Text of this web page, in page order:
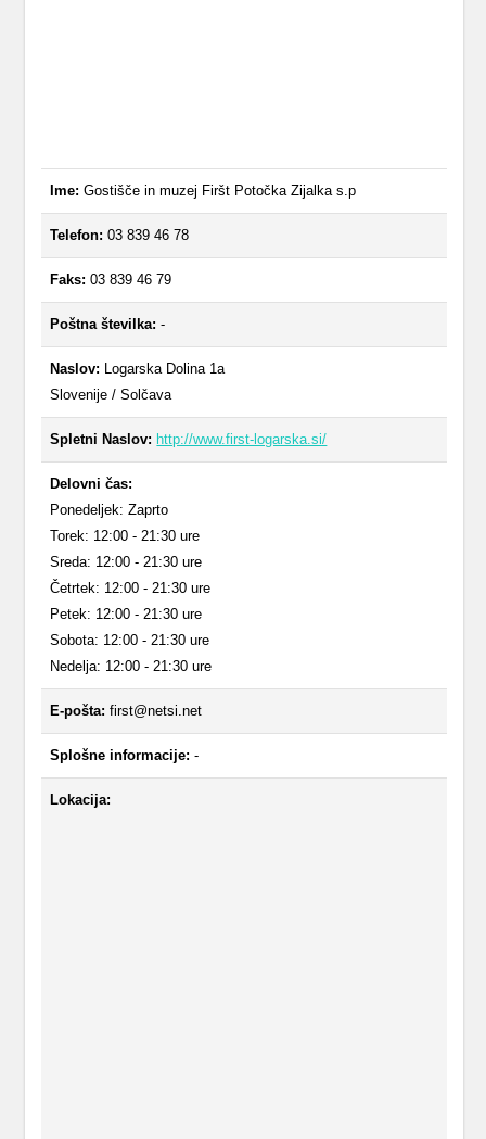
Ime: Gostišče in muzej Firšt Potočka Zijalka s.p
Telefon: 03 839 46 78
Faks: 03 839 46 79
Poštna številka: -
Naslov: Logarska Dolina 1a
Slovenije / Solčava
Spletni Naslov: http://www.first-logarska.si/
Delovni čas:
Ponedeljek: Zaprto
Torek: 12:00 - 21:30 ure
Sreda: 12:00 - 21:30 ure
Četrtek: 12:00 - 21:30 ure
Petek: 12:00 - 21:30 ure
Sobota: 12:00 - 21:30 ure
Nedelja: 12:00 - 21:30 ure
E-pošta: first@netsi.net
Splošne informacije: -
Lokacija: